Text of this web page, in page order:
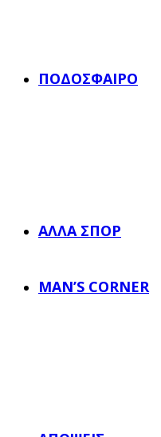
ΠΟΔΌΣΦΑΙΡΟ
ΆΛΛΑ ΣΠΟΡ
MAN’S CORNER